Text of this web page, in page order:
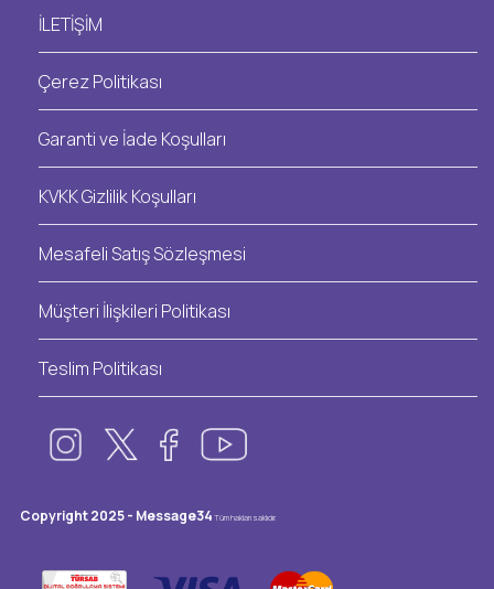
İLETİŞİM
Çerez Politikası
Garanti ve İade Koşulları
KVKK Gizlilik Koşulları
Mesafeli Satış Sözleşmesi
Müşteri İlişkileri Politikası
Teslim Politikası
Copyright 2025 - Message34 Tüm hakları saklıdır.